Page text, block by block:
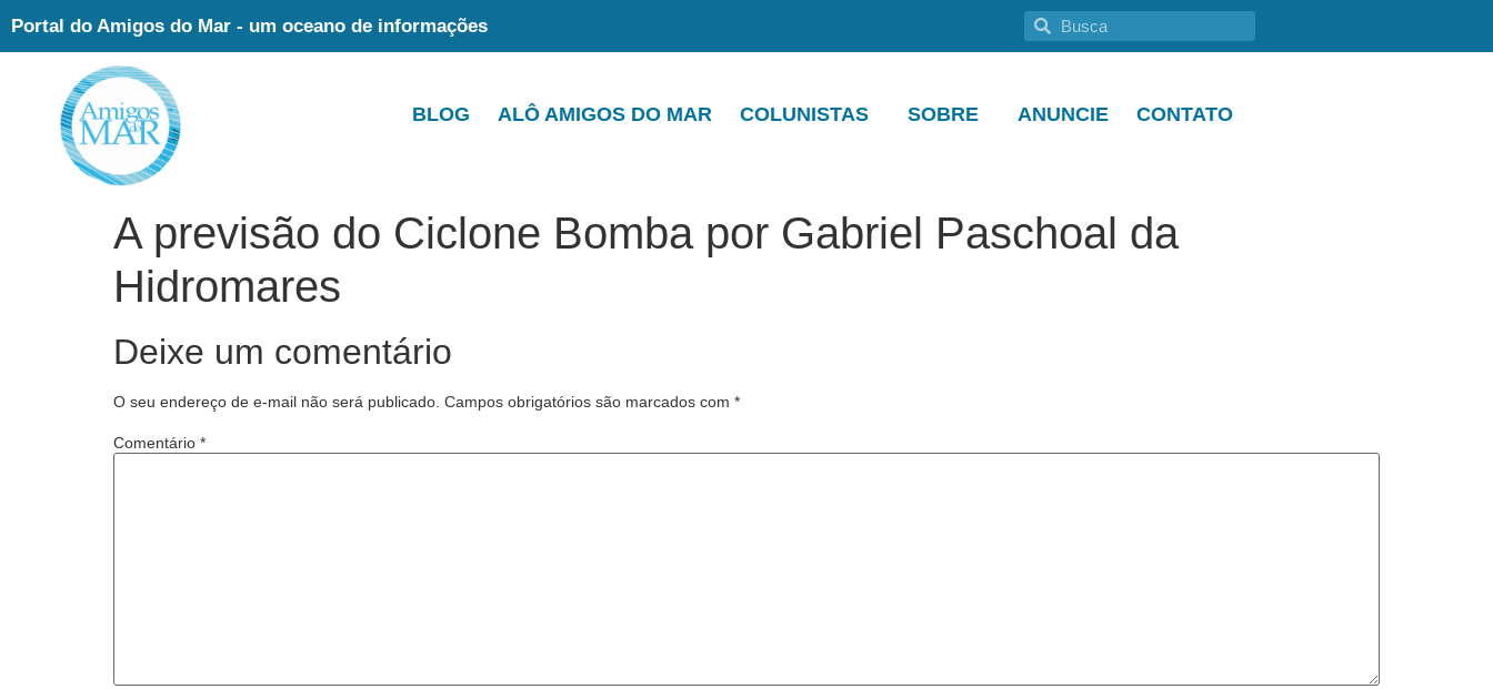
Portal do Amigos do Mar - um oceano de informações
BLOG ALÔ AMIGOS DO MAR COLUNISTAS SOBRE ANUNCIE CONTATO
A previsão do Ciclone Bomba por Gabriel Paschoal da
Hidromares
Deixe um comentário
O seu endereço de e-mail não será publicado. Campos obrigatórios são marcados com *
Comentário *